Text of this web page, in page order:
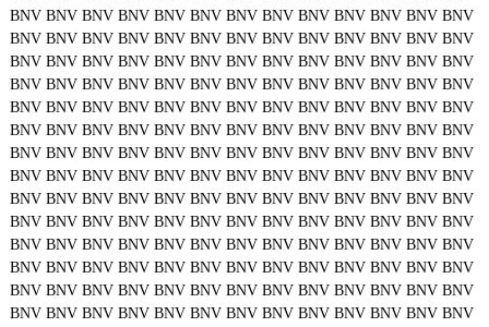
BNV BNV BNV BNV BNV BNV BNV BNV BNV BNV BNV BNV BNV
BNV BNV BNV BNV BNV BNV BNV BNV BNV BNV BNV BNV BNV
BNV BNV BNV BNV BNV BNV BNV BNV BNV BNV BNV BNV BNV
BNV BNV BNV BNV BNV BNV BNV BNV BNV BNV BNV BNV BNV
BNV BNV BNV BNV BNV BNV BNV BNV BNV BNV BNV BNV BNV
BNV BNV BNV BNV BNV BNV BNV BNV BNV BNV BNV BNV BNV
BNV BNV BNV BNV BNV BNV BNV BNV BNV BNV BNV BNV BNV
BNV BNV BNV BNV BNV BNV BNV BNV BNV BNV BNV BNV BNV
BNV BNV BNV BNV BNV BNV BNV BNV BNV BNV BNV BNV BNV
BNV BNV BNV BNV BNV BNV BNV BNV BNV BNV BNV BNV BNV
BNV BNV BNV BNV BNV BNV BNV BNV BNV BNV BNV BNV BNV
BNV BNV BNV BNV BNV BNV BNV BNV BNV BNV BNV BNV BNV
BNV BNV BNV BNV BNV BNV BNV BNV BNV BNV BNV BNV BNV
BNV BNV BNV BNV BNV BNV BNV BNV BNV BNV BNV BNV BNV